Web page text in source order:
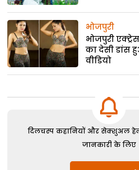
भोजपुरी
भोजपुरी
का देसी डांस
वीडियो
दिलचस्प कहानियों और सेक्शुअल
जानकारी के लिए